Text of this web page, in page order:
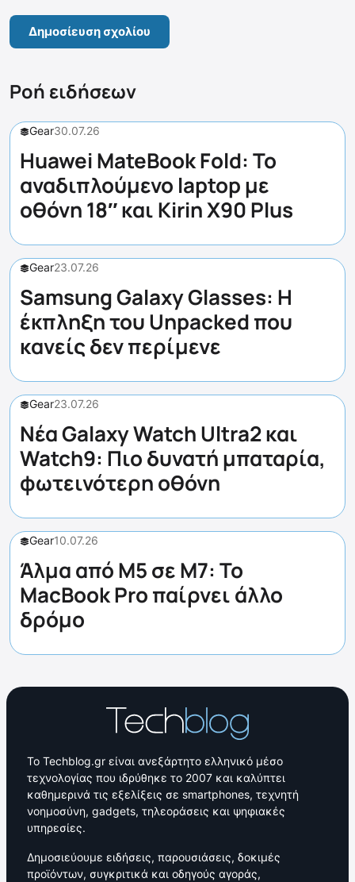
Ροή ειδήσεων
Gear30.07.26
Huawei MateBook Fold: Το
αναδιπλούμενο laptop με
οθόνη 18″ και Kirin X90 Plus
Gear23.07.26
Samsung Galaxy Glasses: Η
έκπληξη του Unpacked που
κανείς δεν περίμενε
Gear23.07.26
Νέα Galaxy Watch Ultra2 και
Watch9: Πιο δυνατή μπαταρία,
φωτεινότερη οθόνη
Gear10.07.26
Άλμα από M5 σε M7: Το
MacBook Pro παίρνει άλλο
δρόμο
Το Techblog.gr είναι ανεξάρτητο ελληνικό μέσο
τεχνολογίας που ιδρύθηκε το 2007 και καλύπτει
καθημερινά τις εξελίξεις σε smartphones, τεχνητή
νοημοσύνη, gadgets, τηλεοράσεις και ψηφιακές
υπηρεσίες.
Δημοσιεύουμε ειδήσεις, παρουσιάσεις, δοκιμές
προϊόντων, συγκριτικά και οδηγούς αγοράς,